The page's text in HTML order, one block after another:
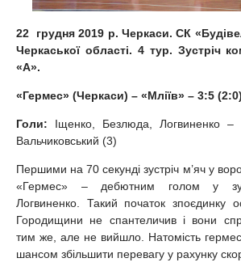
22 грудня 2019 р. Черкаси. СК
Черкаської області. 4 тур. Зустріч
«А».
«Гермес» (Черкаси) – «Мліїв» – 3:5 (2:0)
Голи: Іщенко, Безлюда, Логвиненко –
Вальчиковський (3)
Першими на 70 секунді зустріч м’яч у
«Гермес» – дебютним голом у
Логвиненко. Такий початок зпоєдинку
Городищини не спантеличив і вони
тим же, але не вийшло. Натомість
шансом збільшити перевагу у рахунку